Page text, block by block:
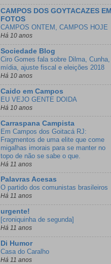
CAMPOS DOS GOYTACAZES EM
FOTOS
CAMPOS ONTEM, CAMPOS HOJE
Há 10 anos
Sociedade Blog
Ciro Gomes fala sobre Dilma, Cunha,
mídia, ajuste fiscal e eleições 2018
Há 10 anos
Caido em Campos
EU VEJO GENTE DOIDA
Há 10 anos
Carraspana Campista
Em Campos dos Goitacá RJ:
Fragmentos de uma elite que come
migalhas imorais para se manter no
topo de não se sabe o que.
Há 11 anos
Palavras Acesas
O partido dos comunistas brasileiros
Há 11 anos
urgente!
[croniquinha de segunda]
Há 11 anos
Di Humor
Casa do Caralho
Há 11 anos